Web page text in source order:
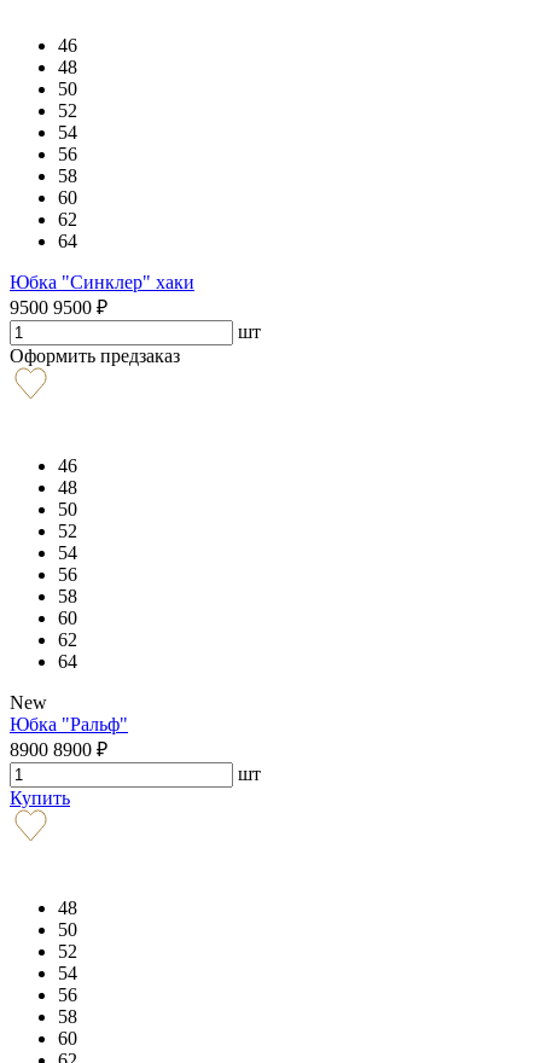
46
48
50
52
54
56
58
60
62
64
Юбка "Синклер" хаки
9500 9500 ₽
шт
Оформить предзаказ
46
48
50
52
54
56
58
60
62
64
New
Юбка "Ральф"
8900 8900 ₽
шт
Купить
48
50
52
54
56
58
60